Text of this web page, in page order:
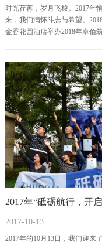
时光荏苒，岁月飞梭。2017年
来，我们满怀斗志与希望。
金香花园酒店举办2018年卓佰
2017年“砥砺航行，开
2017-10-13
2017年的10月13日，我们迎来